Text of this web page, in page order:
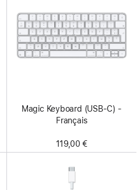
Magic Keyboard (USB-C) -
Français
119,00 €